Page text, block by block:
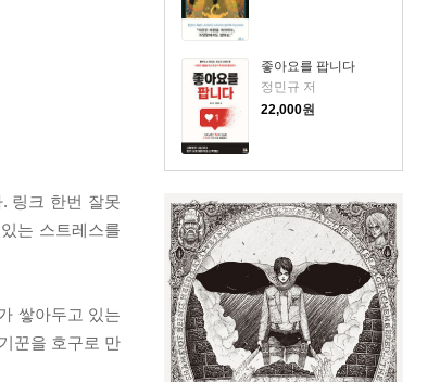
좋아요를 팝니다
정민규 저
22,000원
링크 한번 잘못
는 스트레스를
쌓아두고 있는
꾼을 호구로 만